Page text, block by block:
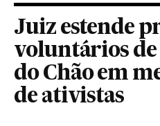
Juiz estende
voluntários de
do Chão em
de ativistas